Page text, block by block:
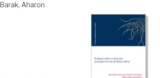
Barak, Aharon